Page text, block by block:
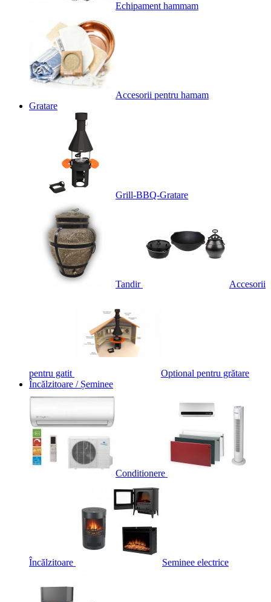
Echipament hammam
Accesorii pentru hamam
Gratare
Grill-BBQ-Gratare
Tandir Accesorii
pentru gatit
Optional pentru grătare
Încălzitoare / Șeminee
Conditionere
Încălzitoare Seminee electrice